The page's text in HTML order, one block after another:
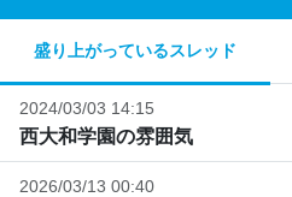
盛り上がっているスレッド
2024/03/03 14:15
西大和学園の雰囲気
2026/03/13 00:40